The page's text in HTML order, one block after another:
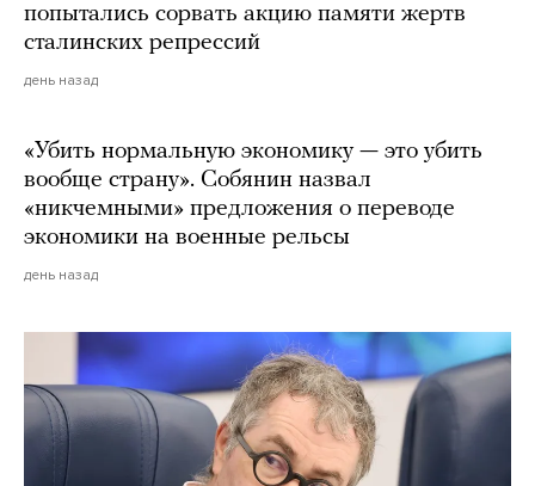
попытались сорвать акцию памяти жертв
сталинских репрессий
день назад
«Убить нормальную экономику — это убить
вообще страну». Собянин назвал
«никчемными» предложения о переводе
экономики на военные рельсы
день назад